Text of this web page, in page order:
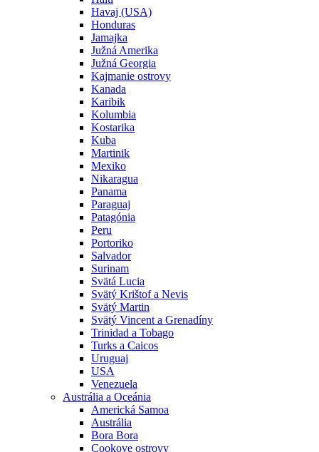
Havaj (USA)
Honduras
Jamajka
Južná Amerika
Južná Georgia
Kajmanie ostrovy
Kanada
Karibik
Kolumbia
Kostarika
Kuba
Martinik
Mexiko
Nikaragua
Panama
Paraguaj
Patagónia
Peru
Portoriko
Salvador
Surinam
Svätá Lucia
Svätý Krištof a Nevis
Svätý Martin
Svätý Vincent a Grenadíny
Trinidad a Tobago
Turks a Caicos
Uruguaj
USA
Venezuela
Austrália a Oceánia
Americká Samoa
Austrália
Bora Bora
Cookove ostrovy